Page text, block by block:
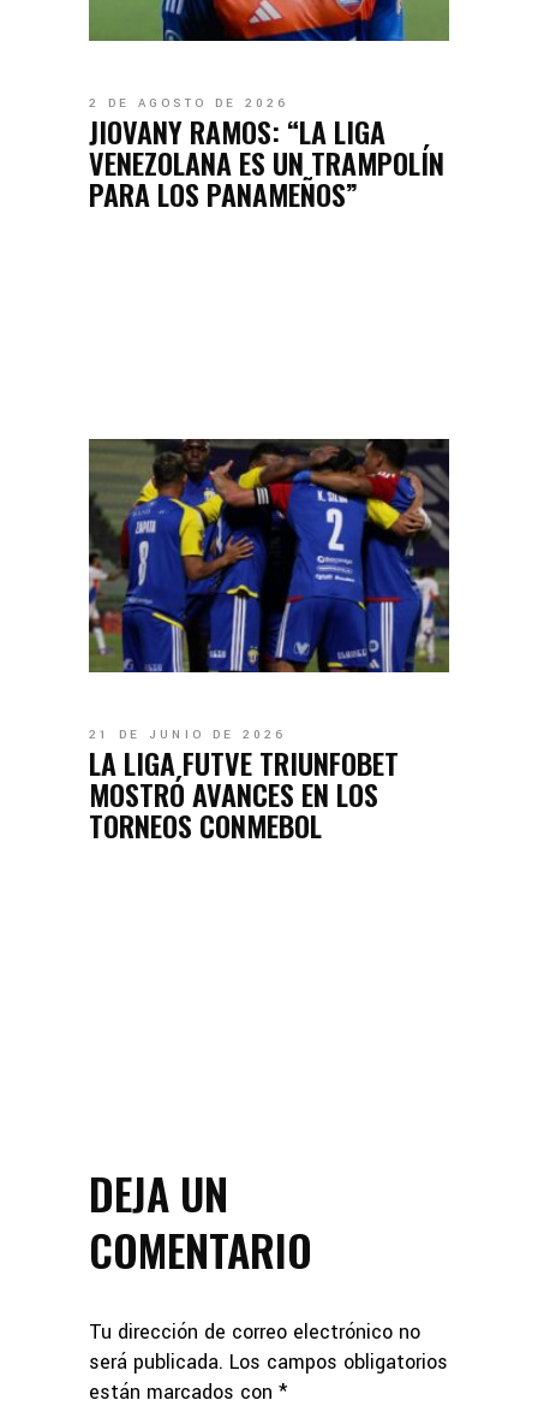
2 DE AGOSTO DE 2026
JIOVANY RAMOS: “LA LIGA
VENEZOLANA ES UN TRAMPOLÍN
PARA LOS PANAMEÑOS”
21 DE JUNIO DE 2026
LA LIGA FUTVE TRIUNFOBET
MOSTRÓ AVANCES EN LOS
TORNEOS CONMEBOL
DEJA UN
COMENTARIO
Tu dirección de correo electrónico no
será publicada. Los campos obligatorios
están marcados con *